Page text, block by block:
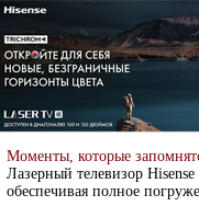
Моменты, которые
Лазерный телевизор
обеспечивая полное